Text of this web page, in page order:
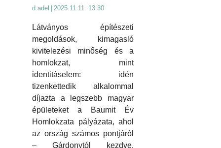
d.adel 2025.11.11. 13:30
Látványos építészeti
megoldások, kimagasló
kivitelezési minőség és a
homlokzat, mint
identitáselem: idén
tizenkettedik alkalommal
díjazta a legszebb magyar
épületeket a Baumit Év
Homlokzata pályázata, ahol
az ország számos pontjáról
– Gárdonytól kezdve,